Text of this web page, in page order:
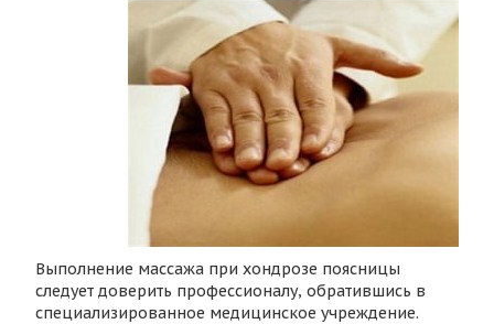
Выполнение массажа при хондрозе поясницы
следует доверить профессионалу, обратившись в
специализированное медицинское учреждение.